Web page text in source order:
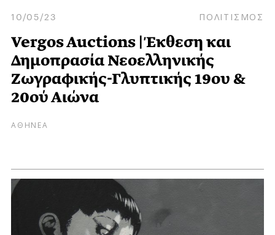
10/05/23 ΠΟΛΙΤΙΣΜΟΣ
Vergos Auctions | Έκθεση και
Δημοπρασία Νεοελληνικής
Ζωγραφικής-Γλυπτικής 19oυ &
20ού Αιώνα
ΑΘΗΝΕΑ